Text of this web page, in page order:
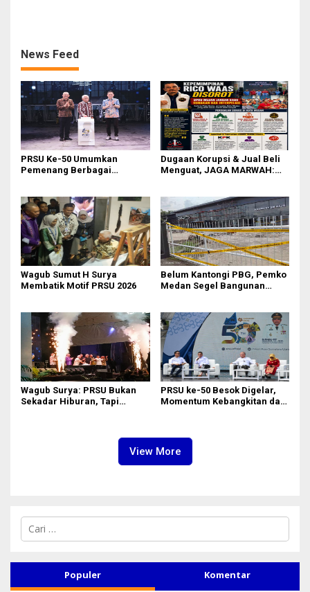
News Feed
PRSU Ke-50 Umumkan
Pemenang Berbagai
Dugaan Korupsi & Jual Beli
Menguat, JAGA MARWAH:
Rico Waas
‎Wagub Sumut H Surya
Membatik Motif PRSU 2026
Belum Kantongi PBG, Pemko
Medan Segel Bangunan
Wagub Surya: PRSU Bukan
Sekadar Hiburan, Tapi
PRSU ke-50 Besok Digelar,
Momentum Kebangkitan dan
View More
C
i
n
Populer Komentar